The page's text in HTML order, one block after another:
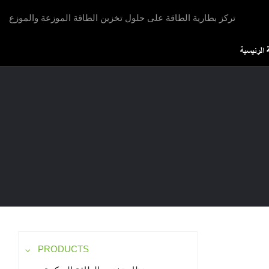
تركز بطارية الطاقة على حلول تخزين الطاقة الموزعة والموزع
PRODUCTS